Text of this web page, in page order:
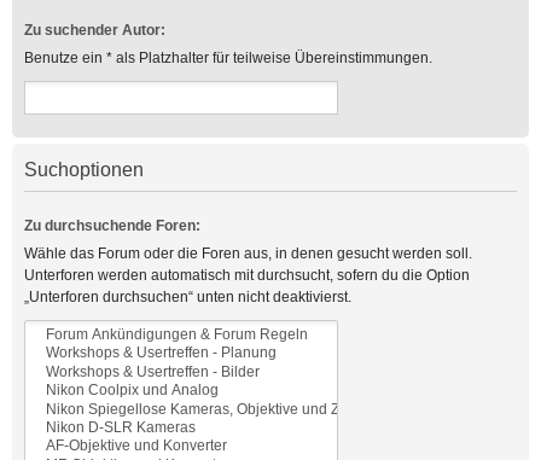
Zu suchender Autor:
Benutze ein * als Platzhalter für teilweise Übereinstimmungen.
Suchoptionen
Zu durchsuchende Foren:
Wähle das Forum oder die Foren aus, in denen gesucht werden soll.
Unterforen werden automatisch mit durchsucht, sofern du die Option
„Unterforen durchsuchen“ unten nicht deaktivierst.